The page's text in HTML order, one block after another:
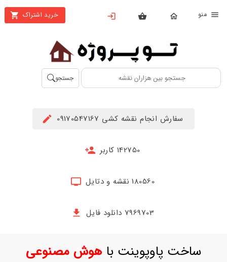
خرید اشتراک
بستن
محصولات
تهیه
اشتراک
حساب
جستجو
سفارش انجام نقشه کشی 09170547167
142750 کاربر
180560 نقشه و دتایل
7969703 دانلود فایل
ساخت پاوپوینت باهوش مصنوعی